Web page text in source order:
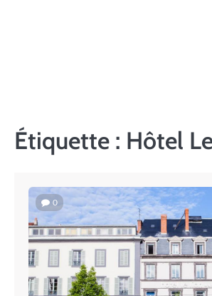
Étiquette : Hôtel
0